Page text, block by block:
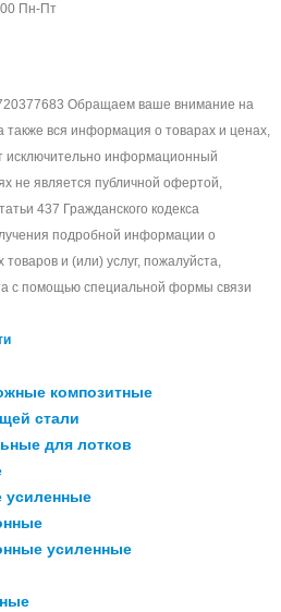
Пн-Пт
Обращаем ваше внимание на
также вся информация о товарах и ценах,
исключительно информационный
не является публичной офертой,
437 Гражданского кодекса
подробной информации о
и (или) услуг, пожалуйста,
с помощью специальной формы связи
композитные
стали
для лотков
усиленные
усиленные